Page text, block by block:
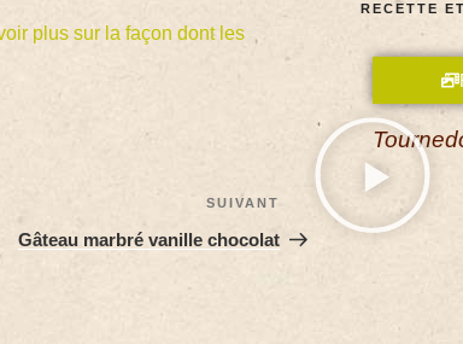
plus sur la façon dont les
SUIVANT
Gâteau marbré vanille chocolat
RECETTE